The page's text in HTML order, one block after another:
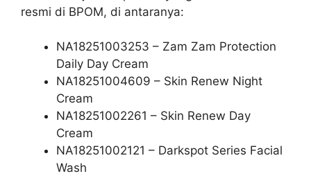
resmi di BPOM, di antaranya:
NA18251003253 – Zam Zam Protection
Daily Day Cream
NA18251004609 – Skin Renew Night
Cream
NA18251002261 – Skin Renew Day
Cream
NA18251002121 – Darkspot Series Facial
Wash